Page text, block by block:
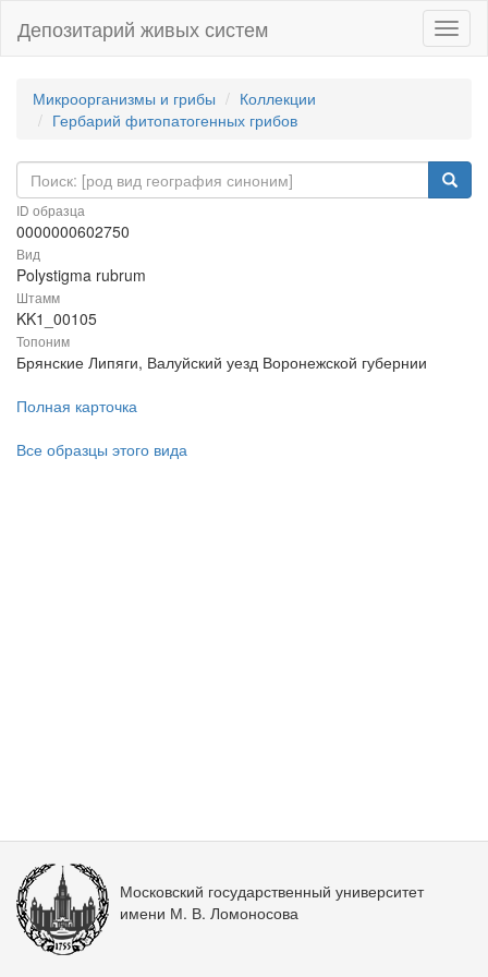
Депозитарий живых систем
Микроорганизмы и грибы
Коллекции
Гербарий фитопатогенных грибов
ID образца
0000000602750
Вид
Polystigma rubrum
Штамм
KK1_00105
Топоним
Брянские Липяги, Валуйский уезд Воронежской губернии
Полная карточка
Все образцы этого вида
Московский государственный университет
имени М. В. Ломоносова